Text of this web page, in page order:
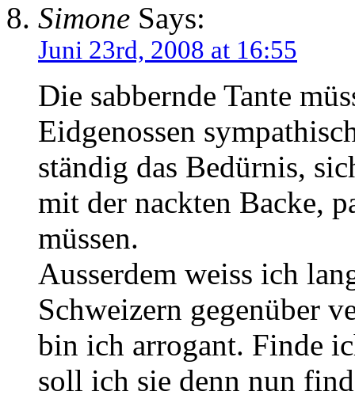
Simone Says:
Juni 23rd, 2008 at 16:55
Die sabbernde Tante
Eidgenossen
ständig das Bedürnis,
mit der nackten Backe,
müssen.
Ausserdem weiss ich
Schweizern gegenüber
bin ich arrogant. Finde
soll ich sie denn nun